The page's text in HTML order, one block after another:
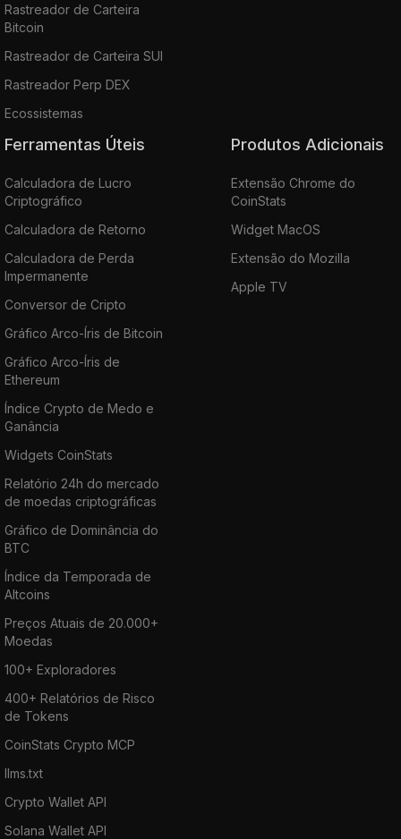
Rastreador de Carteira
Bitcoin
Rastreador de Carteira SUI
Rastreador Perp DEX
Ecossistemas
Ferramentas Úteis
Calculadora de Lucro
Criptográfico
Calculadora de Retorno
Calculadora de Perda
Impermanente
Conversor de Cripto
Gráfico Arco-Íris de Bitcoin
Gráfico Arco-Íris de
Ethereum
Índice Crypto de Medo e
Ganância
Widgets CoinStats
Relatório 24h do mercado
de moedas criptográficas
Gráfico de Dominância do
BTC
Índice da Temporada de
Altcoins
Preços Atuais de 20.000+
Moedas
100+ Exploradores
400+ Relatórios de Risco
de Tokens
CoinStats Crypto MCP
llms.txt
Crypto Wallet API
Solana Wallet API
Produtos Adicionais
Extensão Chrome do
CoinStats
Widget MacOS
Extensão do Mozilla
Apple TV